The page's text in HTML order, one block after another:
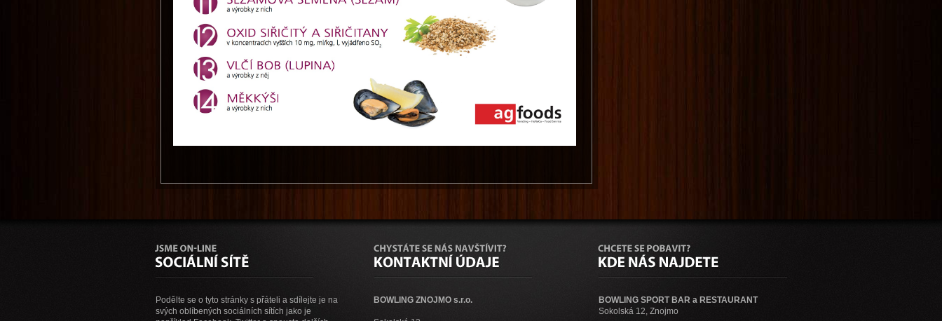
Podělte se o tyto stránky s přáteli a sdílejte je na
svých oblíbených sociálních sítích jako je
BOWLING ZNOJMO s.r.o.
BOWLING SPORT BAR a RESTAURANT
Sokolská 12, Znojmo